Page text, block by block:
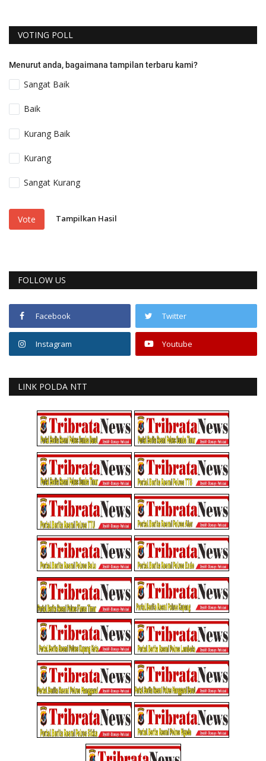
VOTING POLL
Menurut anda, bagaimana tampilan terbaru kami?
Sangat Baik
Baik
Kurang Baik
Kurang
Sangat Kurang
Vote Tampilkan Hasil
FOLLOW US
Facebook Twitter
Instagram Youtube
LINK POLDA NTT